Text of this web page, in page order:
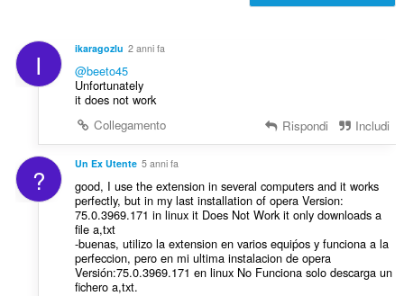
z
:
g
d
z
i
:
I ikaragozlu 2 anni fa
@beeto45
Unfortunately
it does not work
Collegamento
Rispondi Includi
? Un Ex Utente 5 anni fa
good, I use the extension in several computers and it works
perfectly, but in my last installation of opera Version:
75.0.3969.171 in linux it Does Not Work it only downloads a
file a,txt
-buenas, utilizo la extension en varios equiṕos y funciona a la
perfeccion, pero en mi ultima instalacion de opera
Versión:75.0.3969.171 en linux No Funciona solo descarga un
fichero a,txt.